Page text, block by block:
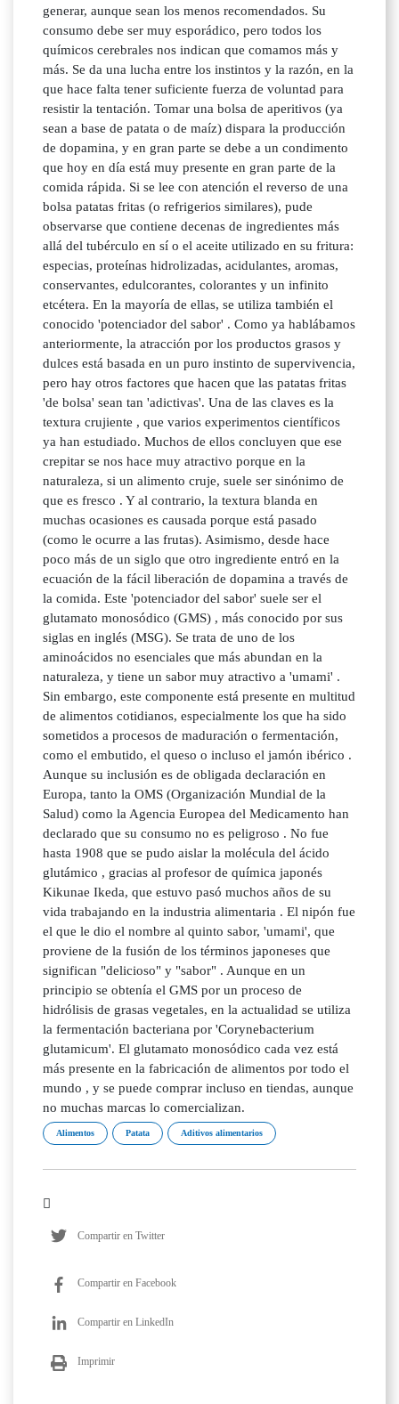
generar, aunque sean los menos recomendados. Su
consumo debe ser muy esporádico, pero todos los
químicos cerebrales nos indican que comamos más y
más. Se da una lucha entre los instintos y la razón, en la
que hace falta tener suficiente fuerza de voluntad para
resistir la tentación. Tomar una bolsa de aperitivos (ya
sean a base de patata o de maíz) dispara la producción
de dopamina, y en gran parte se debe a un condimento
que hoy en día está muy presente en gran parte de la
comida rápida. Si se lee con atención el reverso de una
bolsa patatas fritas (o refrigerios similares), pude
observarse que contiene decenas de ingredientes más
allá del tubérculo en sí o el aceite utilizado en su fritura:
especias, proteínas hidrolizadas, acidulantes, aromas,
conservantes, edulcorantes, colorantes y un infinito
etcétera. En la mayoría de ellas, se utiliza también el
conocido 'potenciador del sabor' . Como ya hablábamos
anteriormente, la atracción por los productos grasos y
dulces está basada en un puro instinto de supervivencia,
pero hay otros factores que hacen que las patatas fritas
'de bolsa' sean tan 'adictivas'. Una de las claves es la
textura crujiente , que varios experimentos científicos
ya han estudiado. Muchos de ellos concluyen que ese
crepitar se nos hace muy atractivo porque en la
naturaleza, si un alimento cruje, suele ser sinónimo de
que es fresco . Y al contrario, la textura blanda en
muchas ocasiones es causada porque está pasado
(como le ocurre a las frutas). Asimismo, desde hace
poco más de un siglo que otro ingrediente entró en la
ecuación de la fácil liberación de dopamina a través de
la comida. Este 'potenciador del sabor' suele ser el
glutamato monosódico (GMS) , más conocido por sus
siglas en inglés (MSG). Se trata de uno de los
aminoácidos no esenciales que más abundan en la
naturaleza, y tiene un sabor muy atractivo a 'umami' .
Sin embargo, este componente está presente en multitud
de alimentos cotidianos, especialmente los que ha sido
sometidos a procesos de maduración o fermentación,
como el embutido, el queso o incluso el jamón ibérico .
Aunque su inclusión es de obligada declaración en
Europa, tanto la OMS (Organización Mundial de la
Salud) como la Agencia Europea del Medicamento han
declarado que su consumo no es peligroso . No fue
hasta 1908 que se pudo aislar la molécula del ácido
glutámico , gracias al profesor de química japonés
Kikunae Ikeda, que estuvo pasó muchos años de su
vida trabajando en la industria alimentaria . El nipón fue
el que le dio el nombre al quinto sabor, 'umami', que
proviene de la fusión de los términos japoneses que
significan "delicioso" y "sabor" . Aunque en un
principio se obtenía el GMS por un proceso de
hidrólisis de grasas vegetales, en la actualidad se utiliza
la fermentación bacteriana por 'Corynebacterium
glutamicum'. El glutamato monosódico cada vez está
más presente en la fabricación de alimentos por todo el
mundo , y se puede comprar incluso en tiendas, aunque
no muchas marcas lo comercializan.
Alimentos Patata Aditivos alimentarios
Compartir en Twitter
Compartir en Facebook
Compartir en LinkedIn
Imprimir